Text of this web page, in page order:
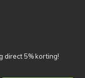
direct 5% korting!